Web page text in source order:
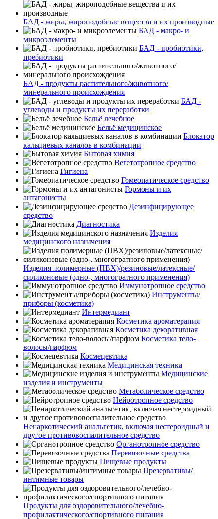
БАД - жиры, жироподобные вещества и их производные
БАД - макро- и
микроэлементы
БАД - пробиотики,
пребиотики
БАД - продукты растительного/животного/
минерального происхождения
БАД -
углеводы и продукты их переработки
Бельё лечебное
Бельё медицинское
Блокатор
кальциевых каналов в комбинации
Бытовая химия
Вегетотропное средство
Гигиена
Гомеопатическое средство
Гормоны и их
антагонисты
Дезинфицирующее
средство
Диагностика
Изделия
медицинского назначения
Изделия полимерные (ПВХ)/резиновые/латексные/
силиконовые (одно-, многогратного применения)
Иммунотропное средство
Инструменты/
приборы (косметика)
Интермедиант
Косметика ароматерапия
Косметика декоративная
Косметика тело-
волосы/парфюм
Космецевтика
Медицинская техника
Медицинские
изделия и инструменты
Метаболическое средство
Нейротропное средство
Ненаркотический анальгетик, включая нестероидный и
другое противовоспалительное средство
Органотропное средство
Перевязочные средства
Пищевые продукты
Презервативы/
интимные товары
Продукты для оздоровительного/лечебно-
профилактического/спортивного питания